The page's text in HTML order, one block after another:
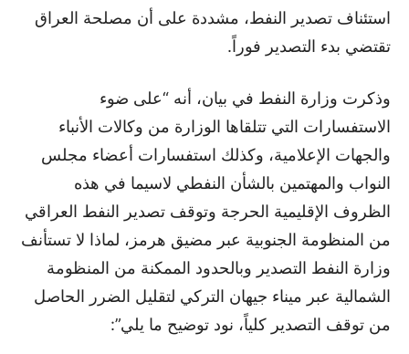
استئناف تصدير النفط، مشددة على أن مصلحة العراق
تقتضي بدء التصدير فوراً.
وذكرت وزارة النفط في بيان، أنه “على ضوء
الاستفسارات التي تتلقاها الوزارة من وكالات الأنباء
والجهات الإعلامية، وكذلك استفسارات أعضاء مجلس
النواب والمهتمين بالشأن النفطي لاسيما في هذه
الظروف الإقليمية الحرجة وتوقف تصدير النفط العراقي
من المنظومة الجنوبية عبر مضيق هرمز، لماذا لا تستأنف
وزارة النفط التصدير وبالحدود الممكنة من المنظومة
الشمالية عبر ميناء جيهان التركي لتقليل الضرر الحاصل
من توقف التصدير كلياً، نود توضيح ما يلي”: